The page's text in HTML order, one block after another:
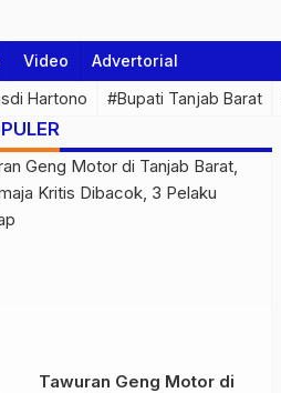
Video Advertorial
Hartono #Bupati Tanjab Barat
Tawuran Geng Motor di